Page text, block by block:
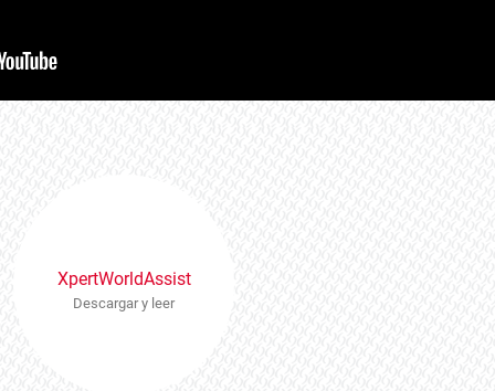
XpertWorldAssist
Descargar y leer